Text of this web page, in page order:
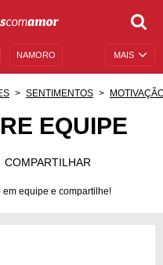
MAIS
NAMORO
SENTIMENTOS
EQUIPE
COMPARTILHAR
equipe e compartilhe!